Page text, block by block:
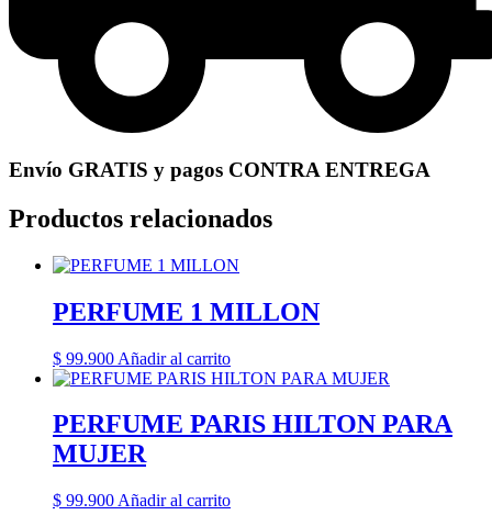
Envío GRATIS y pagos CONTRA ENTREGA
Productos relacionados
PERFUME 1 MILLON
$ 99.900 Añadir al carrito
PERFUME PARIS HILTON PARA
MUJER
$ 99.900 Añadir al carrito